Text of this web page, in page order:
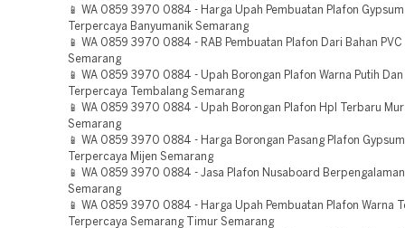
📱 WA 0859 3970 0884 - Harga Upah Pembuatan Plafon
Terpercaya Banyumanik Semarang
📱 WA 0859 3970 0884 - RAB Pembuatan Plafon Dari Bahan
Semarang
📱 WA 0859 3970 0884 - Upah Borongan Plafon Warna Putih
Terpercaya Tembalang Semarang
📱 WA 0859 3970 0884 - Upah Borongan Plafon Hpl Terbaru
Semarang
📱 WA 0859 3970 0884 - Harga Borongan Pasang Plafon
Terpercaya Mijen Semarang
📱 WA 0859 3970 0884 - Jasa Plafon Nusaboard
Semarang
📱 WA 0859 3970 0884 - Harga Upah Pembuatan Plafon Warna
Terpercaya Semarang Timur Semarang